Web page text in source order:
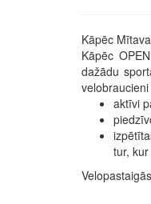
Kāpēc
Kāpēc
dažādu
aktīvi
tur,